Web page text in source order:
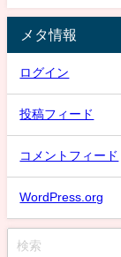
メタ情報
ログイン
投稿フィード
コメントフィード
WordPress.org